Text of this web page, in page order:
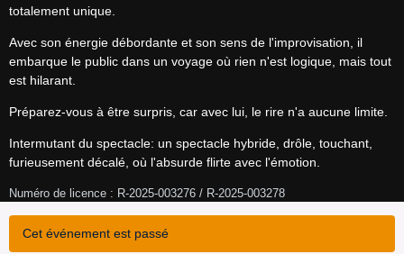
totalement unique.
Avec son énergie débordante et son sens de l'improvisation, il
embarque le public dans un voyage où rien n'est logique, mais tout
est hilarant.
Préparez-vous à être surpris, car avec lui, le rire n'a aucune limite.
Intermutant du spectacle: un spectacle hybride, drôle, touchant,
furieusement décalé, où l'absurde flirte avec l'émotion.
Numéro de licence : R-2025-003276 / R-2025-003278
Cet événement est passé